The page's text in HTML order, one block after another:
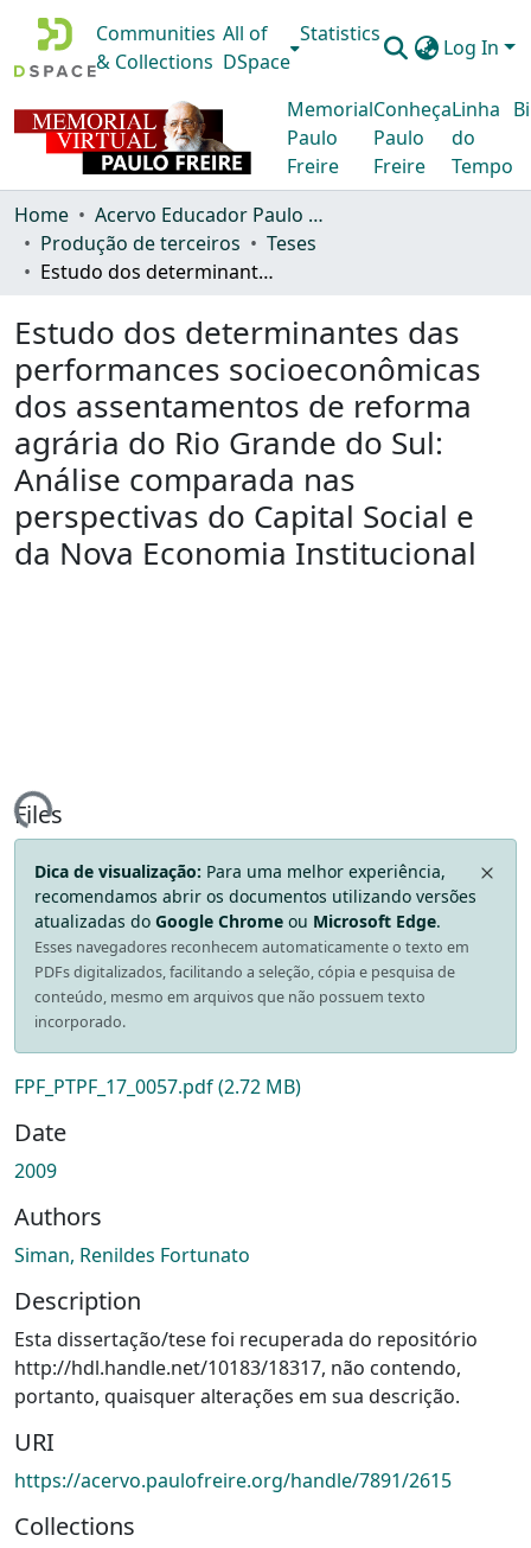
Communities
& Collections
All of
DSpace
Statistics
Log In
Memorial
Paulo
Freire
Conheça
Paulo
Freire
Linha
do
Tempo
Home
Acervo Educador Paulo Freire
Produção de terceiros
Teses
Estudo dos determinantes das performances socioeconômicas dos assentamentos de reforma agrária do Rio Grande do Sul: Análise comparada nas perspectivas do Capital Social e da Nova Economia Institucional
Estudo dos determinantes das
performances socioeconômicas
dos assentamentos de reforma
agrária do Rio Grande do Sul:
Análise comparada nas
perspectivas do Capital Social e
da Nova Economia Institucional
Files
Dica de visualização: Para uma melhor experiência,
recomendamos abrir os documentos utilizando versões
atualizadas do Google Chrome ou Microsoft Edge.
Esses navegadores reconhecem automaticamente o texto em
PDFs digitalizados, facilitando a seleção, cópia e pesquisa de
conteúdo, mesmo em arquivos que não possuem texto
incorporado.
FPF_PTPF_17_0057.pdf(2.72 MB)
Date
2009
Authors
Siman, Renildes Fortunato
Description
Esta dissertação/tese foi recuperada do repositório
http://hdl.handle.net/10183/18317, não contendo,
portanto, quaisquer alterações em sua descrição.
URI
https://acervo.paulofreire.org/handle/7891/2615
Collections